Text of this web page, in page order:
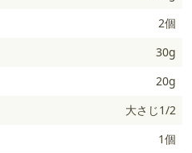
2個
30g
20g
大さじ1/2
1個